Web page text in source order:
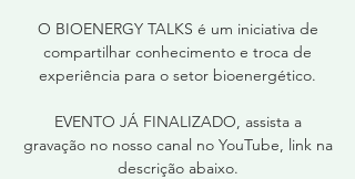
O BIOENERGY TALKS é um iniciativa de
compartilhar conhecimento e troca de
experiência para o setor bioenergético.
EVENTO JÁ FINALIZADO, assista a
gravação no nosso canal no YouTube, link na
descrição abaixo.